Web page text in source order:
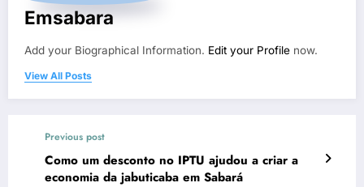
Emsabara
Add your Biographical Information. Edit your Profile now.
View All Posts
Previous post
Como um desconto no IPTU ajudou a criar a
economia da jabuticaba em Sabará